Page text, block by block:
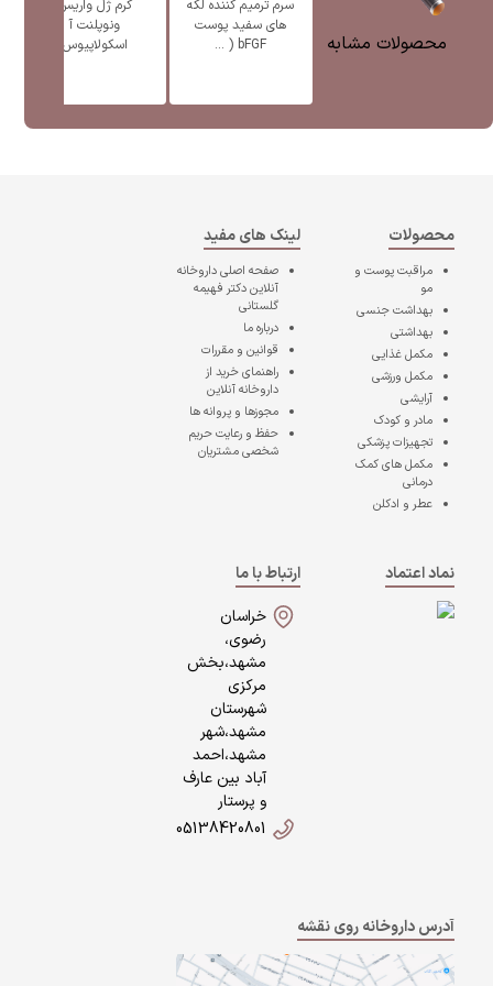
محصولات مشابه
سرم ترمیم کننده لکه
های سفید پوست
bFGF ( ...
کرم ژل واریس
ونوپلنت آ
اسکولاپیوس
محصولات
مراقبت پوست و
مو
بهداشت جنسی
بهداشتی
مکمل غذایی
مکمل ورزشی
آرایشی
مادر و کودک
تجهیزات پزشکی
مکمل های کمک
درمانی
عطر و ادکلن
لینک های مفید
صفحه اصلیداروخانه
آنلاین دکتر فهیمه
گلستانی
درباره ما
قوانین و مقررات
راهنمای خرید از
داروخانه آنلاین
مجوزها و پروانه ها
حفظ و رعایت حریم
شخصی مشتریان
نماد اعتماد
ارتباط با ما
خراسان
رضوی،
مشهد،بخش
مرکزی
شهرستان
مشهد،شهر
مشهد،احمد
آباد بین عارف
و پرستار
05138420801
آدرس داروخانه روی نقشه